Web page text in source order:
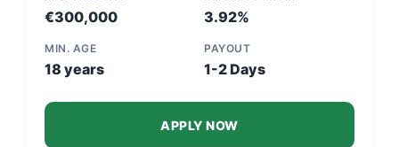
€300,000 3.92%
MIN. AGE
18 years
PAYOUT
1-2 Days
APPLY NOW